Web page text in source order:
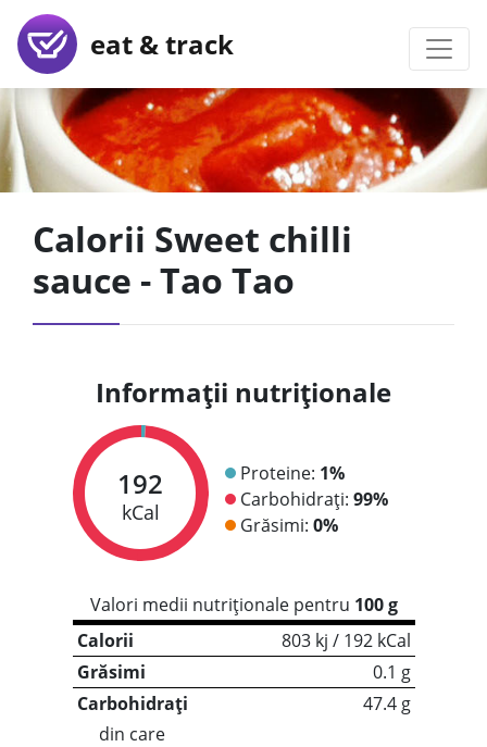
eat & track
Calorii Sweet chilli
sauce - Tao Tao
Informații nutriționale
192
kCal
Proteine: 1%
Carbohidrați: 99%
Grăsimi: 0%
Valori medii nutriționale pentru 100 g
Calorii
803 kj / 192 kCal
Grăsimi
0.1 g
Carbohidrați
47.4 g
din care